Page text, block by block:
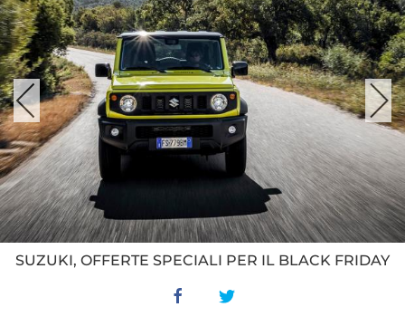
SUZUKI, OFFERTE SPECIALI PER IL BLACK FRIDAY